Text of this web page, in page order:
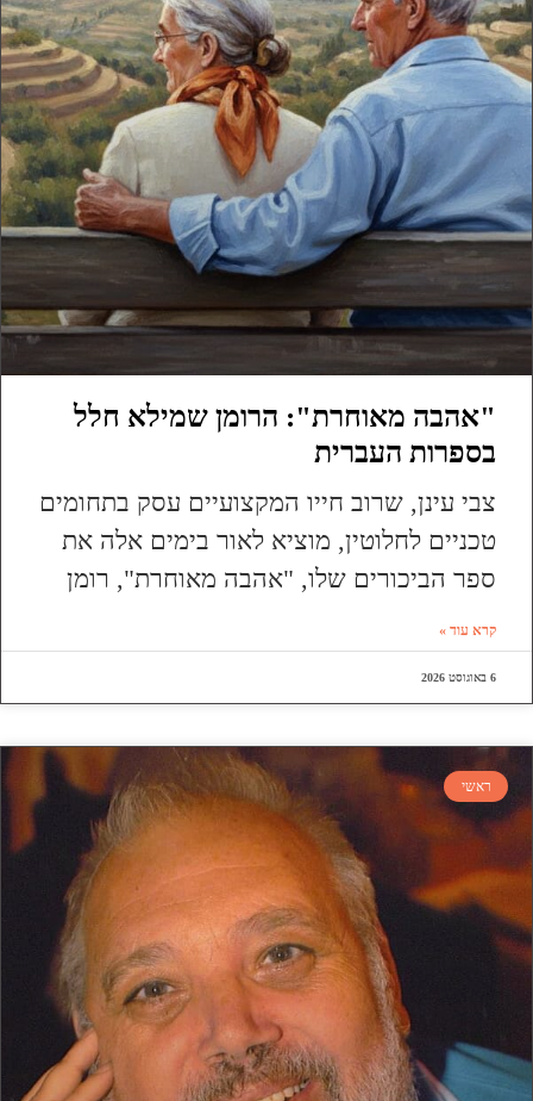
"אהבה מאוחרת": הרומן שמילא חלל
בספרות העברית
צבי עינן, שרוב חייו המקצועיים עסק בתחומים
טכניים לחלוטין, מוציא לאור בימים אלה את
ספר הביכורים שלו, "אהבה מאוחרת", רומן
קרא עוד »
6 באוגוסט 2026
ראשי